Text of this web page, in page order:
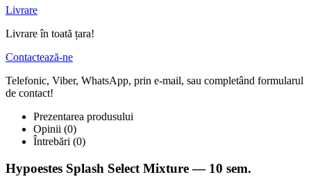
Livrare
Livrare în toată țara!
Contactează-ne
Telefonic, Viber, WhatsApp, prin e-mail, sau completând formularul
de contact!
Prezentarea produsului
Opinii (0)
Întrebări (0)
Hypoestes Splash Select Mixture — 10 sem.